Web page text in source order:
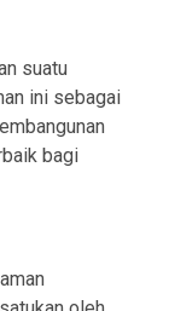
suatu
ini sebagai
bagi